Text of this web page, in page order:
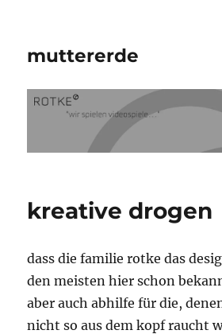
muttererde
kreative drogen
dass die familie rotke das
den meisten hier schon
aber auch abhilfe für die,
nicht so aus dem kopf raucht